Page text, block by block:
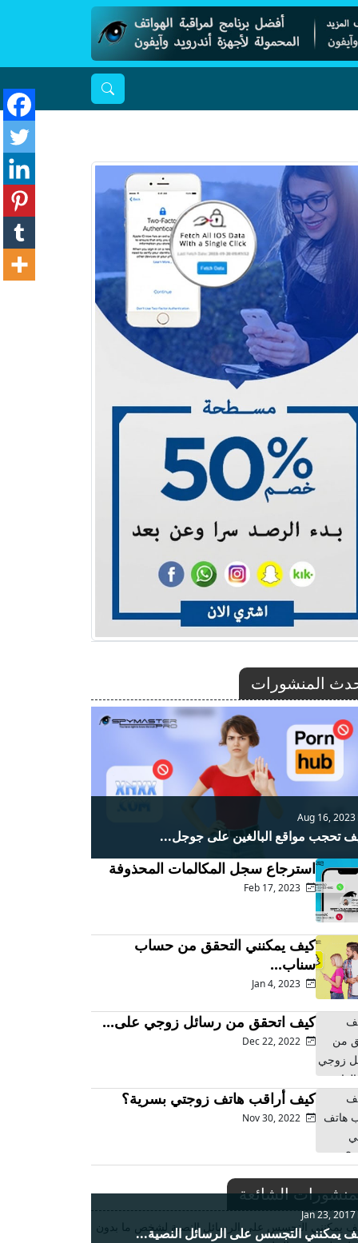
المنشورات
تحجب مواقع البالغين على جوجل...
استرجاع سجل المكالمات المحذوفة
كيف يمكنني التحقق من حساب
سناب...
كيف اتحقق من رسائل زوجي على...
كيف أراقب هاتف زوجتي بسرية؟
الشائعة
Jan 23, 2017
يمكنني التجسس على الرسائل النصية...